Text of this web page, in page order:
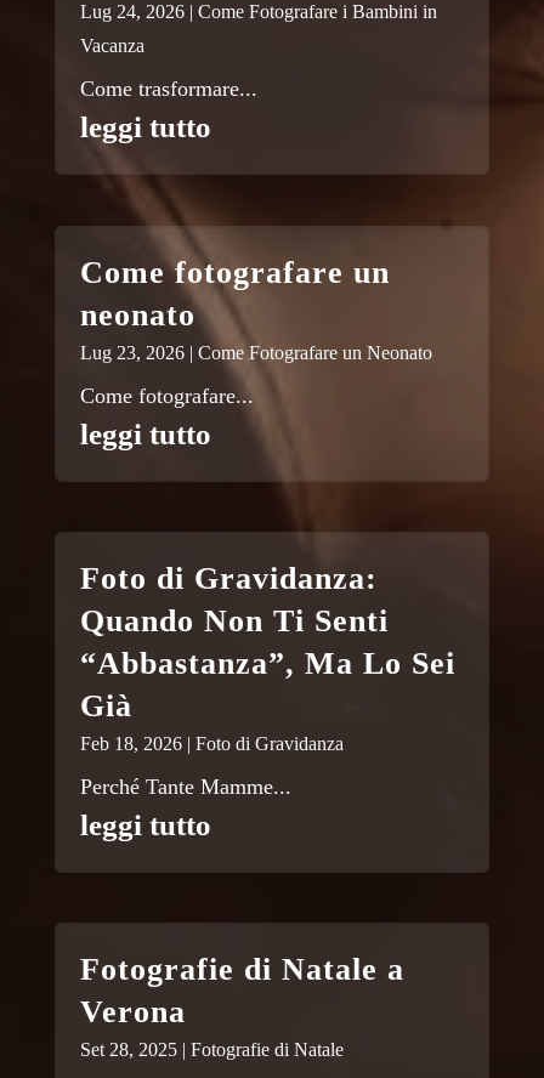
Lug 24, 2026| Come Fotografare i Bambini in
Vacanza
Come trasformare...
leggi tutto
Come fotografare un
neonato
Lug 23, 2026| Come Fotografare un Neonato
Come fotografare...
leggi tutto
Foto di Gravidanza:
Quando Non Ti Senti
“Abbastanza”, Ma Lo Sei
Già
Feb 18, 2026| Foto di Gravidanza
Perché Tante Mamme...
leggi tutto
Fotografie di Natale a
Verona
Set 28, 2025| Fotografie di Natale